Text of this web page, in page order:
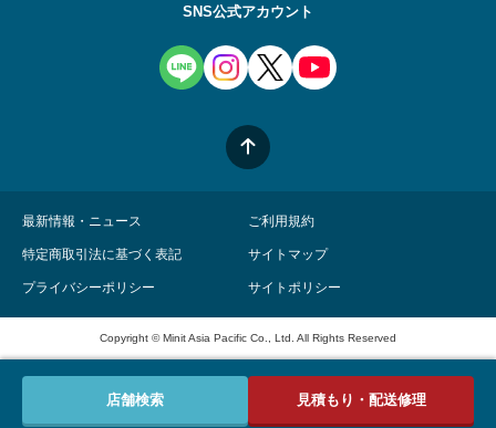
SNS公式アカウント
最新情報・ニュース ご利用規約
特定商取引法に基づく表記 サイトマップ
プライバシーポリシー サイトポリシー
Copyright © Minit Asia Pacific Co., Ltd. All Rights Reserved
店舗検索 見積もり・配送修理